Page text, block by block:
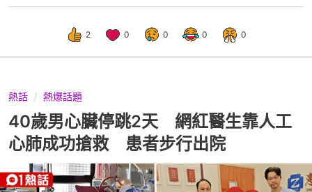
2 0 0 0 0
熱話 熱爆話題
40歲男心臟停跳2天 網紅醫生靠人工
心肺成功搶救 患者步行出院